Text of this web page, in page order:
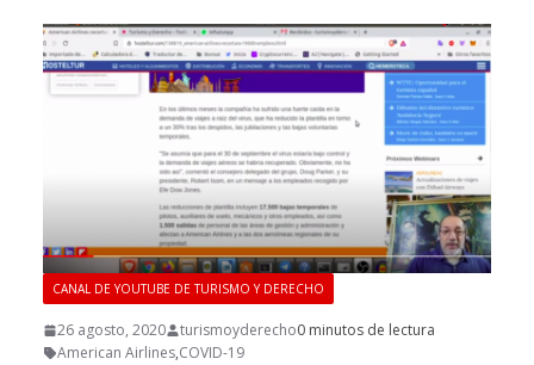
CANAL DE YOUTUBE DE TURISMO Y DERECHO
26 agosto, 2020 turismoyderecho0 minutos de lectura
American Airlines,COVID-19